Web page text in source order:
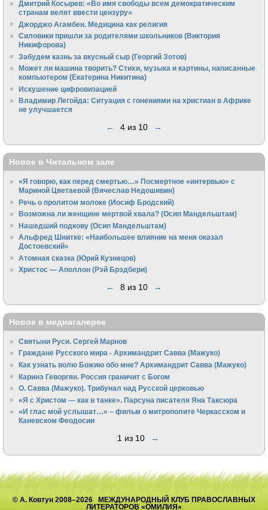
Дмитрий Косырев: «Во имя свободы всем демократическим
странам велят ввести цензуру»
Джорджо Агамбен. Медицина как религия
Силовики пришли за родителями школьников (Виктория
Никифорова)
Забудем казнь за вкусный сыр (Георгий Зотов)
Может ли машина творить? Стихи, музыка и картины, написанные
компьютером (Екатерина Никитина)
Искушение цифровизацией
Владимир Легойда: Ситуация с гонениями на христиан в Африке
не улучшается
← 4 из 10 →
Новое в Читальном зале
«Я говорю, как перед смертью…» Посмертное «интервью» с
Мариной Цветаевой (Вячеслав Недошивин)
Речь о пролитом молоке (Иосиф Бродский)
Возможна ли женщине мертвой хвала? (Осип Мандельштам)
Нашедший подкову (Осип Мандельштам)
Альфред Шнитке: «Наибольшее влияние на меня оказал
Достоевский»
Атомная сказка (Юрий Кузнецов)
Христос — Аполлон (Рэй Брэдбери)
← 8 из 10 →
Новое в медиагалерее
Святыни Руси. Сергей Марнов
Граждане Русского мира - Архимандрит Савва (Мажуко)
Как узнать волю Божию обо мне? Архимандрит Савва (Мажуко)
Каринэ Геворгян. Россия граничит с Богом
О. Савва (Мажуко). Трибунал над Русской церковью
«Я с Христом — как в танке». Парсуна писателя Яна Таксюра
«И глас мой услышат…» – фильм о митрополите Черкасском и
Каневском Феодосии
1 из 10 →
© А. Ковтун 2008–2026 МЕЖДУНАРОДНЫЙ КЛУБ ПРАВОСЛАВНЫХ
ЛИТЕРАТОРОВ «ОМИЛИЯ»